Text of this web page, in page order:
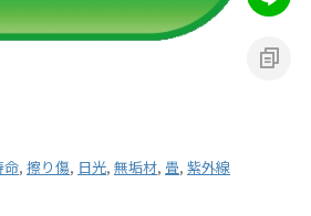
命, 擦り傷, 日光, 無垢材, 畳, 紫外線